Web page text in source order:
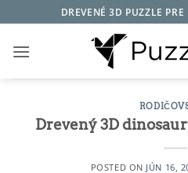
to
content
DREVENÉ 3D PUZZLE
Drevený 3D
POSTED ON JÚN 16,